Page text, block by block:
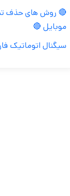
🔴 روش های حذف
موبایل 🔴
سیگنال اتوماتیک